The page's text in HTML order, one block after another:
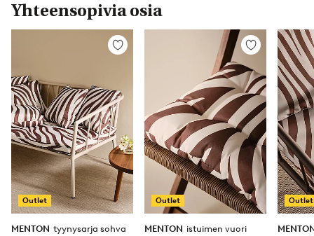
Yhteensopivia osia
Outlet
Lisää
MENTON tyynysarja sohva
Outlet
Lisää
suosikkeihin
MENTON istuimen vuori
Outlet